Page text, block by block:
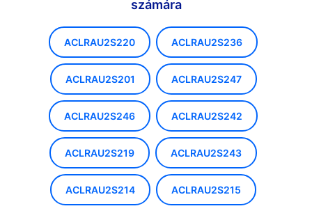
számára
ACLRAU2S220 ACLRAU2S236
ACLRAU2S201 ACLRAU2S247
ACLRAU2S246 ACLRAU2S242
ACLRAU2S219 ACLRAU2S243
ACLRAU2S214 ACLRAU2S215